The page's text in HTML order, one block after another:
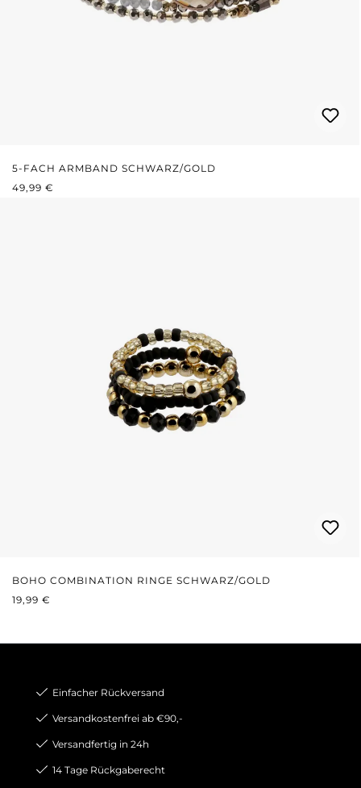
5-FACH ARMBAND SCHWARZ/GOLD
REGULÄRER PREIS:
49,99 €
BOHO COMBINATION RINGE SCHWARZ/GOLD
REGULÄRER PREIS:
19,99 €
Einfacher Rückversand
Versandkostenfrei ab €90,-
Versandfertig in 24h
14 Tage Rückgaberecht